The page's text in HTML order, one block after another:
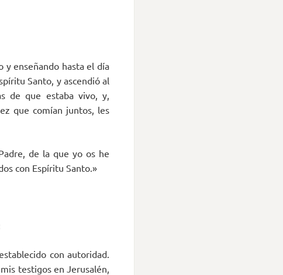
enseñando hasta el día
Santo, y ascendió al
de que estaba vivo, y,
que comían juntos, les
de la que yo os he
con Espíritu Santo.»
con autoridad.
testigos en Jerusalén,